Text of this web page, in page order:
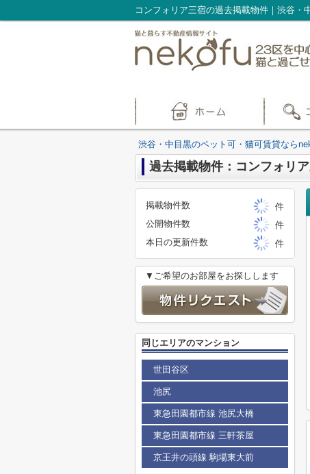
コンフォリア三宿の過去掲載物件｜渋谷
渋谷・中目黒のペット可・猫可賃貸なら
過去掲載物件：コンフォリ
掲載物件数
件
公開物件数
件
本日の更新件数
件
▼ご希望のお部屋をお探しします
同じエリアのマンション
世田谷区
池尻
東急田園都市線 池尻大橋
東急田園都市線 三軒茶屋
京王井の頭線 駒場東大前